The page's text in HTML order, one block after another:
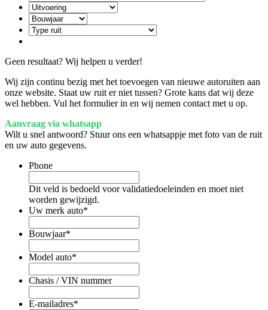
Geen resultaat? Wij helpen u verder!
Wij zijn continu bezig met het toevoegen van nieuwe autoruiten aan
onze website. Staat uw ruit er niet tussen? Grote kans dat wij deze
wel hebben. Vul het formulier in en wij nemen contact met u op.
Aanvraag via whatsapp
Wilt u snel antwoord? Stuur ons een whatsappje met foto van de ruit
en uw auto gegevens.
Phone
Dit veld is bedoeld voor validatiedoeleinden en moet niet
worden gewijzigd.
Uw merk auto*
Bouwjaar*
Model auto*
Chasis / VIN nummer
E-mailadres*